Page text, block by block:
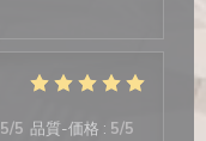
5/5 品質-価格 : 5/5